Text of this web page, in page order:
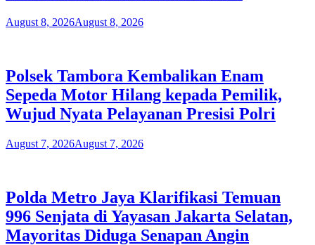
August 8, 2026August 8, 2026
Polsek Tambora Kembalikan Enam
Sepeda Motor Hilang kepada Pemilik,
Wujud Nyata Pelayanan Presisi Polri
August 7, 2026August 7, 2026
Polda Metro Jaya Klarifikasi Temuan
996 Senjata di Yayasan Jakarta Selatan,
Mayoritas Diduga Senapan Angin